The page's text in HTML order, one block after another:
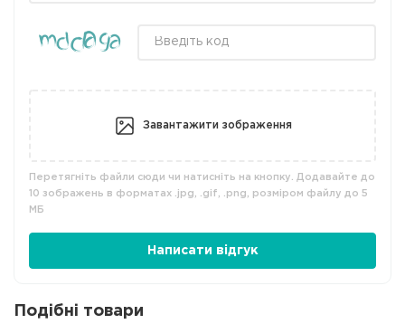
Завантажити зображення
Перетягніть файли сюди чи натисніть на кнопку. Додавайте до
10 зображень в форматах .jpg, .gif, .png, розміром файлу до 5
МБ
Написати відгук
Подібні товари